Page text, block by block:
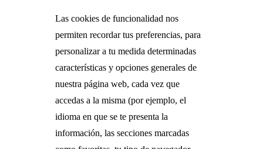
Las cookies de funcionalidad nos
permiten recordar tus preferencias, para
personalizar a tu medida determinadas
características y opciones generales de
nuestra página web, cada vez que
accedas a la misma (por ejemplo, el
idioma en que se te presenta la
información, las secciones marcadas